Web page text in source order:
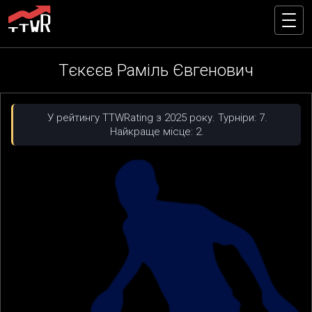
Тєкєєв Раміль Євгенович
У рейтингу TTWRating з 2025 року. Турніри: 7.
Найкраще місце: 2.